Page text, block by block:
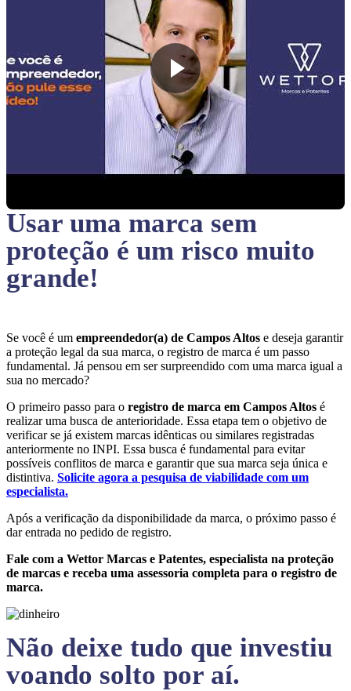
Usar uma marca sem
proteção é um risco muito
grande!
Se você é um empreendedor(a) de Campos Altos e deseja garantir
a proteção legal da sua marca, o registro de marca é um passo
fundamental. Já pensou em ser surpreendido com uma marca igual a
sua no mercado?
O primeiro passo para o registro de marca em Campos Altos é
realizar uma busca de anterioridade. Essa etapa tem o objetivo de
verificar se já existem marcas idênticas ou similares registradas
anteriormente no INPI. Essa busca é fundamental para evitar
possíveis conflitos de marca e garantir que sua marca seja única e
distintiva. Solicite agora a pesquisa de viabilidade com um
especialista.
Após a verificação da disponibilidade da marca, o próximo passo é
dar entrada no pedido de registro.
Fale com a Wettor Marcas e Patentes, especialista na proteção
de marcas e receba uma assessoria completa para o registro de
marca.
Não deixe tudo que investiu
voando solto por aí.